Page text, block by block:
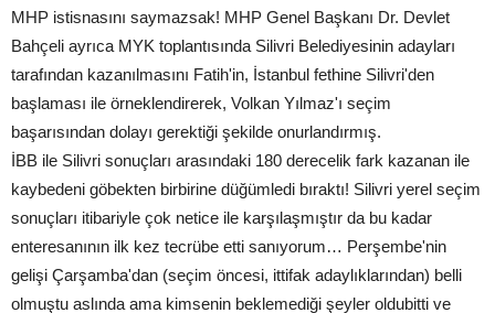
MHP istisnasını saymazsak! MHP Genel Başkanı Dr. Devlet
Bahçeli ayrıca MYK toplantısında Silivri Belediyesinin adayları
tarafından kazanılmasını Fatih'in, İstanbul fethine Silivri'den
başlaması ile örneklendirerek, Volkan Yılmaz'ı seçim
başarısından dolayı gerektiği şekilde onurlandırmış.
İBB ile Silivri sonuçları arasındaki 180 derecelik fark kazanan ile
kaybedeni göbekten birbirine düğümledi bıraktı! Silivri yerel seçim
sonuçları itibariyle çok netice ile karşılaşmıştır da bu kadar
enteresanının ilk kez tecrübe etti sanıyorum… Perşembe'nin
gelişi Çarşamba'dan (seçim öncesi, ittifak adaylıklarından) belli
olmuştu aslında ama kimsenin beklemediği şeyler oldubitti ve